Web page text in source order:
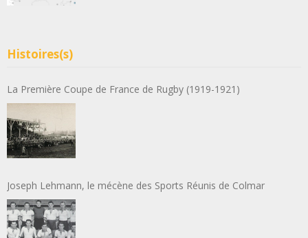
Histoires(s)
La Première Coupe de France de Rugby (1919-1921)
Joseph Lehmann, le mécène des Sports Réunis de Colmar